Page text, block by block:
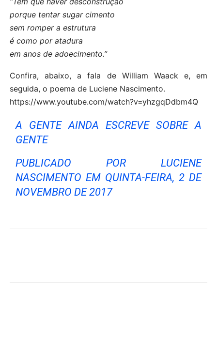
porque tentar sugar cimento
sem romper a estrutura
é como por atadura
em anos de adoecimento.”
Confira, abaixo, a fala de William Waack e, em
seguida, o poema de Luciene Nascimento.
https://www.youtube.com/watch?v=yhzgqDdbm4Q
A GENTE AINDA ESCREVE SOBRE A
GENTE
PUBLICADO POR LUCIENE
NASCIMENTO EM QUINTA-FEIRA, 2 DE
NOVEMBRO DE 2017